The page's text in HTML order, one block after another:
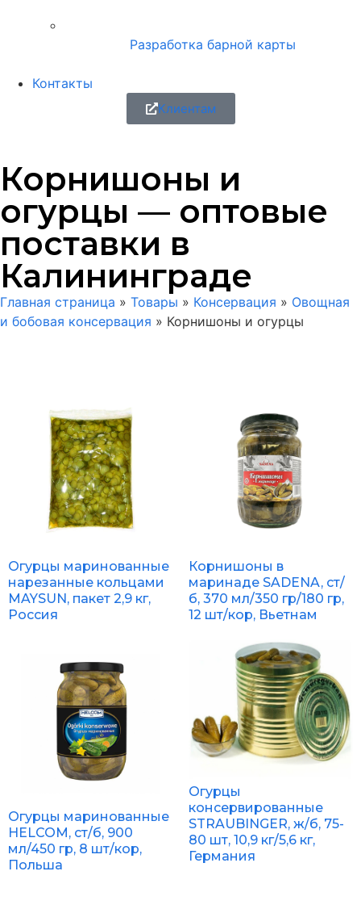
Разработка барной карты
Контакты
Клиентам
Корнишоны и
огурцы — оптовые
поставки в
Калининграде
Главная страница » Товары » Консервация » Овощная
и бобовая консервация » Корнишоны и огурцы
Огурцы маринованные
нарезанные кольцами
MAYSUN, пакет 2,9 кг,
Россия
Корнишоны в
маринаде SADENA, ст/
б, 370 мл/350 гр/180 гр,
12 шт/кор, Вьетнам
Огурцы маринованные
HELCOM, ст/б, 900
мл/450 гр, 8 шт/кор,
Польша
Огурцы
консервированные
STRAUBINGER, ж/б, 75-
80 шт, 10,9 кг/5,6 кг,
Германия